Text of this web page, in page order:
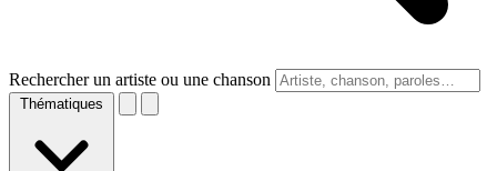
Rechercher un artiste ou une chanson
Thématiques